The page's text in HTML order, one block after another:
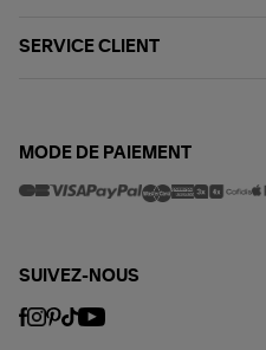
SERVICE CLIENT
MODE DE PAIEMENT
SUIVEZ-NOUS